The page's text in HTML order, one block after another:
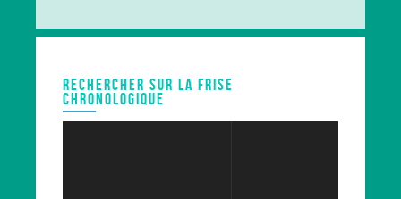
RECHERCHER SUR LA FRISE
CHRONOLOGIQUE